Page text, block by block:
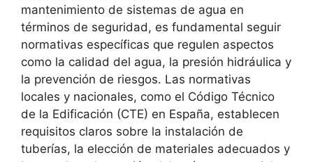
mantenimiento de sistemas de agua en
términos de seguridad, es fundamental seguir
normativas específicas que regulen aspectos
como la calidad del agua, la presión hidráulica y
la prevención de riesgos. Las normativas
locales y nacionales, como el Código Técnico
de la Edificación (CTE) en España, establecen
requisitos claros sobre la instalación de
tuberías, la elección de materiales adecuados y